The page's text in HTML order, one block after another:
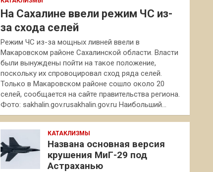
На Сахалине ввели режим ЧС из-
за схода селей
Режим ЧС из-за мощных ливней ввели в
Макаровском районе Сахалинской области. Власти
были вынуждены пойти на такое положение,
поскольку их спровоцировал сход ряда селей.
Только в Макаровском районе сошло около 20
селей, сообщается на сайте правительства региона.
Фото: sakhalin.gov.rusakhalin.gov.ru Наибольший…
КАТАКЛИЗМЫ
Названа основная версия
крушения МиГ-29 под
Астраханью